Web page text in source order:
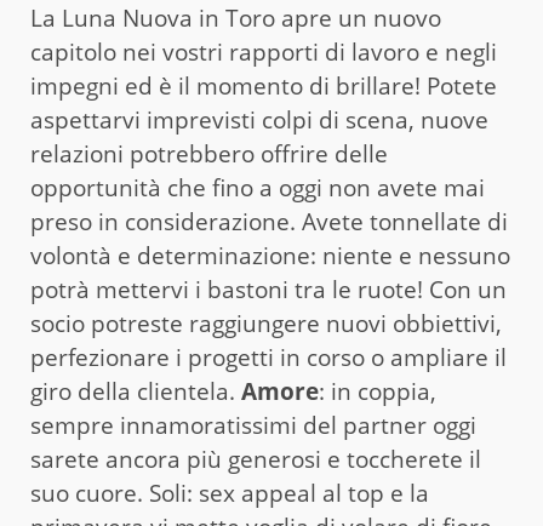
La Luna Nuova in Toro apre un nuovo
capitolo nei vostri rapporti di lavoro e negli
impegni ed è il momento di brillare! Potete
aspettarvi imprevisti colpi di scena, nuove
relazioni potrebbero offrire delle
opportunità che fino a oggi non avete mai
preso in considerazione. Avete tonnellate di
volontà e determinazione: niente e nessuno
potrà mettervi i bastoni tra le ruote! Con un
socio potreste raggiungere nuovi obbiettivi,
perfezionare i progetti in corso o ampliare il
giro della clientela. Amore: in coppia,
sempre innamoratissimi del partner oggi
sarete ancora più generosi e toccherete il
suo cuore. Soli: sex appeal al top e la